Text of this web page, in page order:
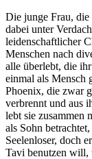
Die junge Frau,
dabei unter
leidenschaftlicher
Menschen nach
alle überlebt, die
einmal als Mensch
Phoenix, die zwar
verbrennt und aus
lebt sie zusammen
als Sohn
Seelenloser, doch
Tavi benutzen will,